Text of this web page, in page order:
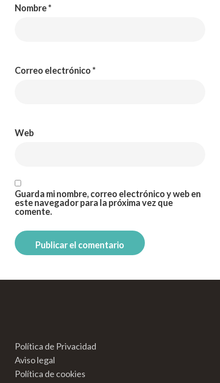
Nombre*
Correo electrónico*
Web
Guarda mi nombre, correo electrónico y web en
este navegador para la próxima vez que
comente.
Política de Privacidad
Aviso legal
Política de cookies